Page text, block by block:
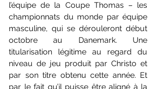
l’équipe de la Coupe Thomas – les
championnats du monde par équipe
masculine, qui se dérouleront début
octobre au Danemark. Une
titularisation légitime au regard du
niveau de jeu produit par Christo et
par son titre obtenu cette année. Et
par le fait qu’il puisse être aligné à la